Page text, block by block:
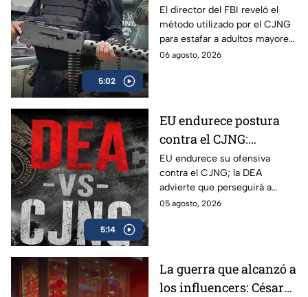
5:02
del CJNG a adultos
mayores de Estados
Unidos
El director del FBI reveló el
método utilizado por el CJNG
para estafar a adultos mayores
de Estados Unidos desde
06 agosto, 2026
5:14
EU endurece postura
contra el CJNG:
advierte que también
irá por políticos que
protejan al cártel
EU endurece su ofensiva
contra el CJNG; la DEA
advierte que perseguirá a
políticos que protejan al cártel
05 agosto, 2026
La guerra que alcanzó a
los influencers: César